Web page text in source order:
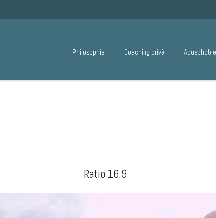
Philosophie Coaching privé Aquaphobie
Ratio 16:9